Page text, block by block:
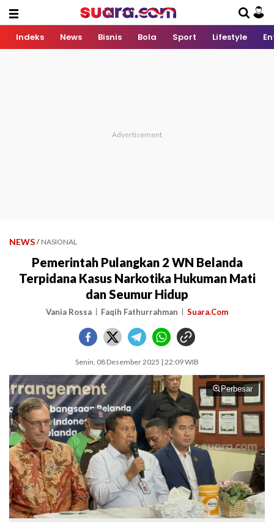
Indeks News Bisnis Bola Sport Lifestyle
NEWS / NASIONAL
Pemerintah Pulangkan 2 WN Belanda
Terpidana Kasus Narkotika Hukuman Mati
dan Seumur Hidup
Vania Rossa Faqih Fathurrahman Suara.Com
Senin, 08 Desember 2025 | 22:09 WIB
Perbesar